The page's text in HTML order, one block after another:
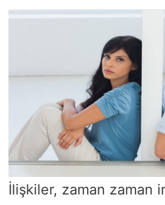
İlişkiler, zaman zaman